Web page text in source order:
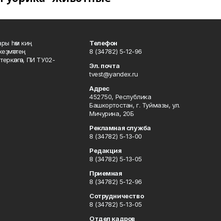
һәм киң
ПИ ТУ02-
Телефон
8 (34782) 5-12-96
Эл. почта
tvest@yandex.ru
Адрес
452750, Республика
Башкортостан, г. Туймазы, ул.
Мичурина, 20Б
Рекламная служба
8 (34782) 5-13-00
Редакция
8 (34782) 5-13-05
Приемная
8 (34782) 5-12-96
Сотрудничество
8 (34782) 5-13-05
Отдел кадров